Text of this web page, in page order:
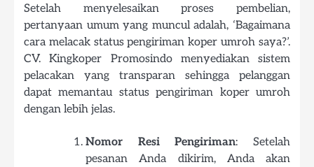
Setelah menyelesaikan proses pembelian,
pertanyaan umum yang muncul adalah, ‘Bagaimana
cara melacak status pengiriman koper umroh saya?’.
CV. Kingkoper Promosindo menyediakan sistem
pelacakan yang transparan sehingga pelanggan
dapat memantau status pengiriman koper umroh
dengan lebih jelas.
Nomor Resi Pengiriman: Setelah
pesanan Anda dikirim, Anda akan